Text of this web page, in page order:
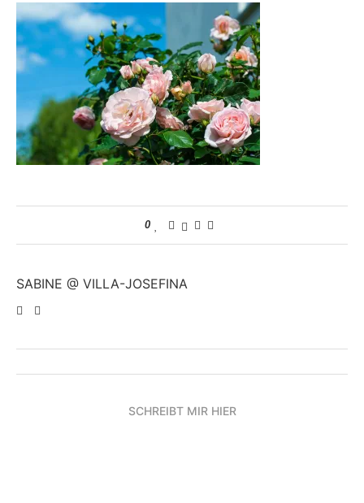
0
SABINE @ VILLA-JOSEFINA
SCHREIBT MIR HIER